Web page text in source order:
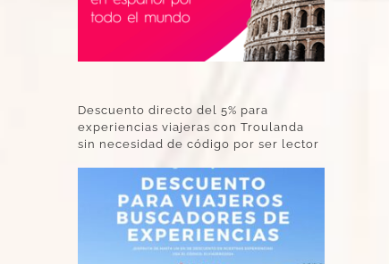
Descuento directo del 5% para
experiencias viajeras con Troulanda
sin necesidad de código por ser lector